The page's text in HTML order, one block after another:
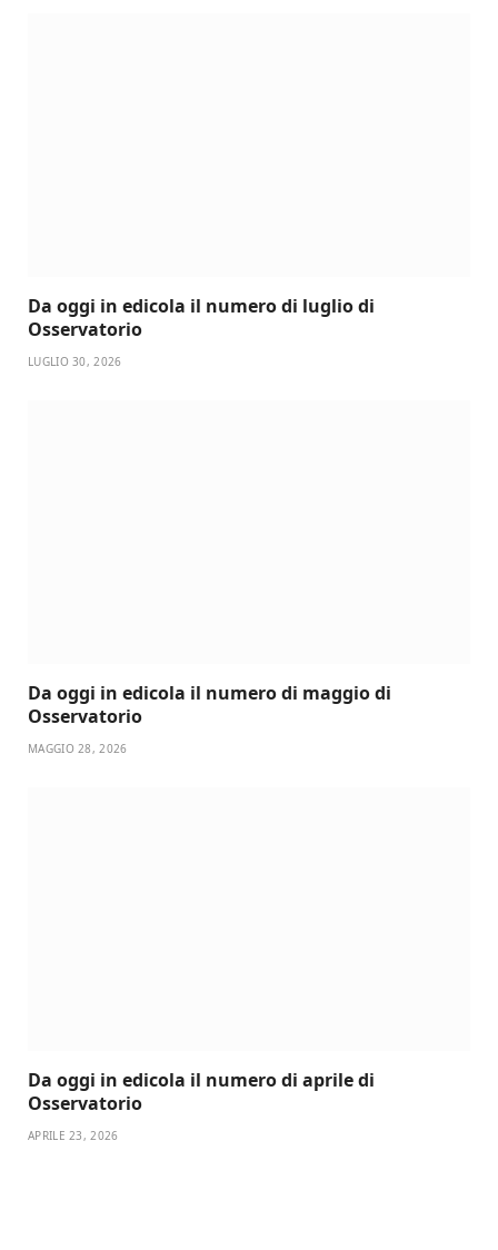
Da oggi in edicola il numero di luglio di
Osservatorio
LUGLIO 30, 2026
Da oggi in edicola il numero di maggio di
Osservatorio
MAGGIO 28, 2026
Da oggi in edicola il numero di aprile di
Osservatorio
APRILE 23, 2026